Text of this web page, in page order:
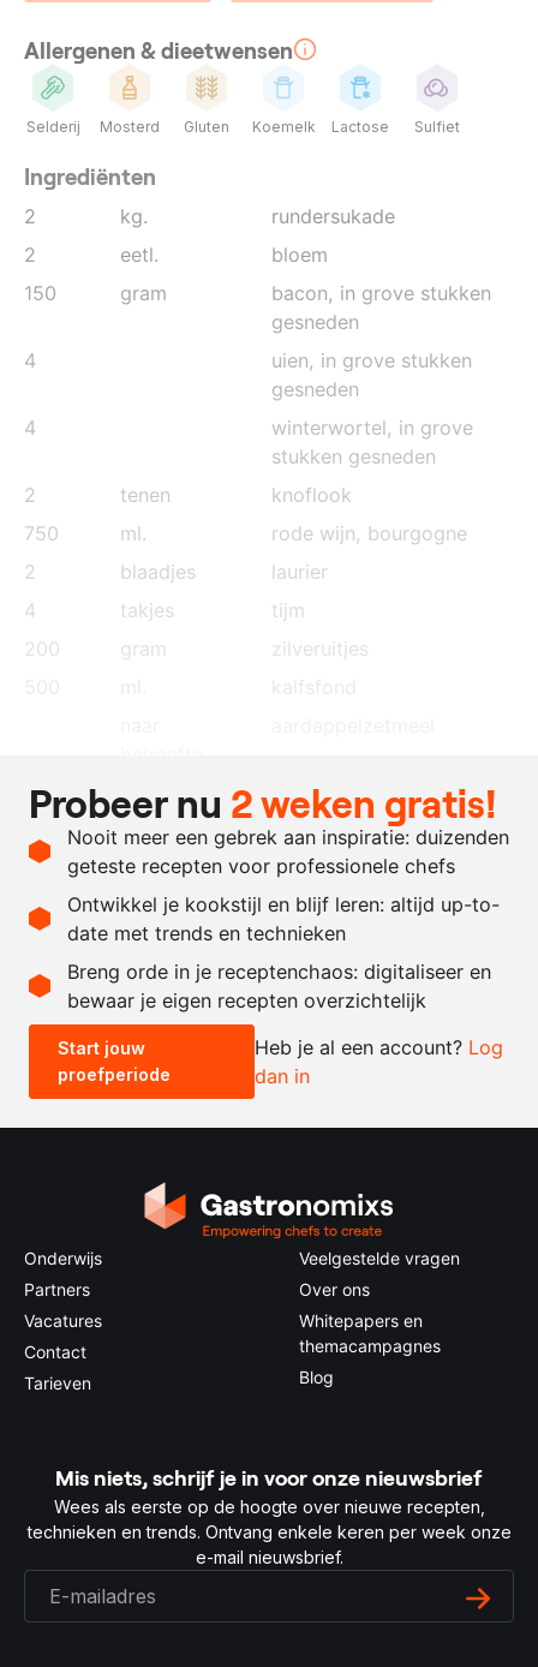
Allergenen & dieetwensen
Selderij Mosterd Gluten Koemelk Lactose Sulfiet
Ingrediënten
2 kg.
rundersukade
2
eetl.
bloem
150
gram bacon, in grove stukken
gesneden
4
uien, in grove stukken
gesneden
4
winterwortel, in grove
stukken gesneden
2
tenen
knoflook
750
ml.
rode wijn, bourgogne
2
blaadjes
laurier
4
takjes
tijm
200
gram
zilveruitjes
kalfsfond
naar
behoefte
geklaarde boter
naar
zout en peper
Recept omrekenen
- +
0.5x 1x 2x
Probeer nu 2 weken gratis!
Nooit meer een gebrek aan inspiratie: duizenden
geteste recepten voor professionele chefs
Ontwikkel je kookstijl en blijf leren: altijd up-to-
date met trends en technieken
Breng orde in je receptenchaos: digitaliseer en
bewaar je eigen recepten overzichtelijk
Start jouw
proefperiode
Heb je al een account? Log
dan in
Onderwijs
Partners
Vacatures
Contact
Tarieven
Veelgestelde vragen
Over ons
Whitepapers en
themacampagnes
Blog
Mis niets, schrijf je in voor onze nieuwsbrief
Wees als eerste op de hoogte over nieuwe recepten,
technieken en trends. Ontvang enkele keren per week onze
e-mail nieuwsbrief.